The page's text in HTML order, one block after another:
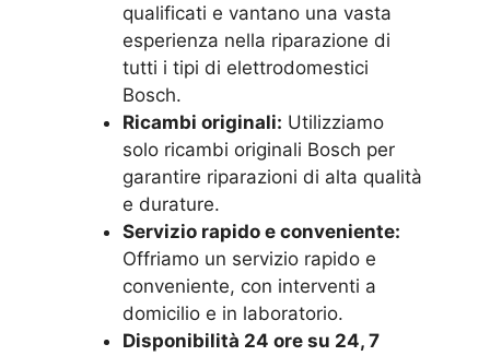
qualificati e vantano una vasta
esperienza nella riparazione di
tutti i tipi di elettrodomestici
Bosch.
Ricambi originali: Utilizziamo
solo ricambi originali Bosch per
garantire riparazioni di alta qualità
e durature.
Servizio rapido e conveniente:
Offriamo un servizio rapido e
conveniente, con interventi a
domicilio e in laboratorio.
Disponibilità 24 ore su 24, 7